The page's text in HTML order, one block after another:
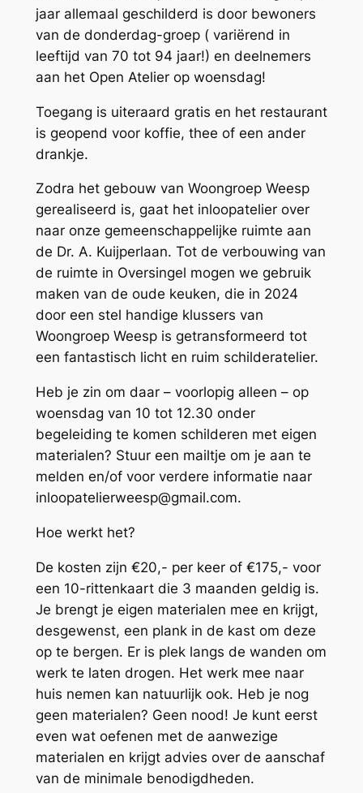
jaar allemaal geschilderd is door bewoners
van de donderdag-groep ( variërend in
leeftijd van 70 tot 94 jaar!) en deelnemers
aan het Open Atelier op woensdag!
Toegang is uiteraard gratis en het restaurant
is geopend voor koffie, thee of een ander
drankje.
Zodra het gebouw van Woongroep Weesp
gerealiseerd is, gaat het inloopatelier over
naar onze gemeenschappelijke ruimte aan
de Dr. A. Kuijperlaan. Tot de verbouwing van
de ruimte in Oversingel mogen we gebruik
maken van de oude keuken, die in 2024
door een stel handige klussers van
Woongroep Weesp is getransformeerd tot
een fantastisch licht en ruim schilderatelier.
Heb je zin om daar – voorlopig alleen – op
woensdag van 10 tot 12.30 onder
begeleiding te komen schilderen met eigen
materialen? Stuur een mailtje om je aan te
melden en/of voor verdere informatie naar
inloopatelierweesp@gmail.com.
Hoe werkt het?
De kosten zijn €20,- per keer of €175,- voor
een 10-rittenkaart die 3 maanden geldig is.
Je brengt je eigen materialen mee en krijgt,
desgewenst, een plank in de kast om deze
op te bergen. Er is plek langs de wanden om
werk te laten drogen. Het werk mee naar
huis nemen kan natuurlijk ook. Heb je nog
geen materialen? Geen nood! Je kunt eerst
even wat oefenen met de aanwezige
materialen en krijgt advies over de aanschaf
van de minimale benodigdheden.